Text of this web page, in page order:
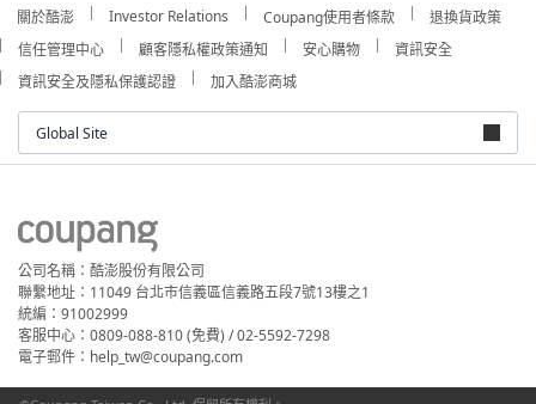
關於酷澎 Investor Relations Coupang使用者條款
退換貨政策
信任管理中心
顧客隱私權政策通知 安心購物
資訊安全
資訊安全及隱私保護認證
加入酷澎商城
Global Site
公司名稱：酷澎股份有限公司
聯繫地址：11049 台北市信義區信義路五段7號13樓之1
統編：91002999
客服中心：0809-088-810 (免費) / 02-5592-7298
電子郵件：help_tw@coupang.com